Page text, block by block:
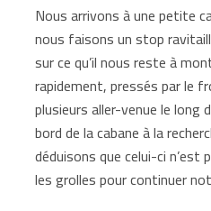
Nous arrivons à une petite
nous faisons un stop
sur ce qu’il nous reste à
rapidement, pressés par le
plusieurs aller-venue le long
bord de la cabane à la
déduisons que celui-ci n’est
les grolles pour continuer